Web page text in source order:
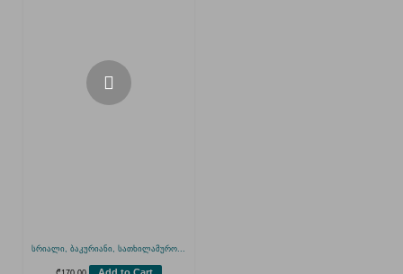
სრიალი, ბაკურიანი, სათხილამურო...